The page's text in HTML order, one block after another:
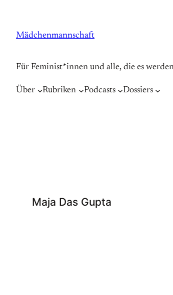
springen
Mädchenmannschaft
Für Feminist*innen und alle, die es
Über Rubriken Podcasts Dossiers
Maja Das Gupta